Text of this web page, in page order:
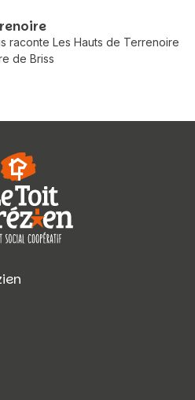
raconte Les Hauts de Terrenoire
de Briss